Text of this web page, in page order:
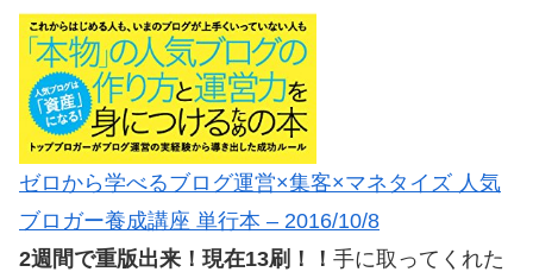
ゼロから学べるブログ運営×集客×マネタイズ 人気
ブロガー養成講座 単行本 – 2016/10/8
2週間で重版出来！現在13刷！！ 手に取ってくれた